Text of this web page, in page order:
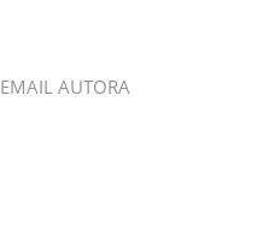
EMAIL AUTORA